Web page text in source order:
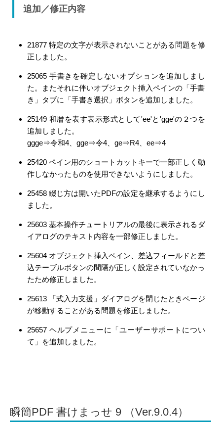
追加／修正内容
21877 特定の文字が表示されないことがある問題を修
正しました。
25065 手書きを確定しないオプションを追加しまし
た。またそれに伴いオブジェクト挿入ペインの「手書
き」タブに「手書き選択」ボタンを追加しました。
25149 和暦を表す表示形式として'ee'と'gge'の２つを
追加しました。
ggge⇒令和4、gge⇒令4、ge⇒R4、ee⇒4
25420 ペイン用のショートカットキーで一部正しく動
作しなかったものを使用できないようにしました。
25458 綴じ方は開いたPDFの設定を継承するようにし
ました。
25603 基本操作チュートリアルの最後に表示されるダ
イアログのテキスト内容を一部修正しました。
25604 オブジェクト挿入ペイン、差込フィールドと差
込テーブルボタンの間隔が正しく設定されていなかっ
たため修正しました。
25613 「式入力支援」ダイアログを閉じたときページ
が移動することがある問題を修正しました。
25657 ヘルプメニューに「ユーザーサポートについ
て」を追加しました。
瞬簡PDF 書けまっせ 9 （Ver.9.0.4）